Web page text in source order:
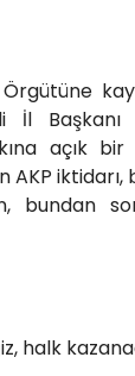
İl Başkanı
açık
bundan
halk